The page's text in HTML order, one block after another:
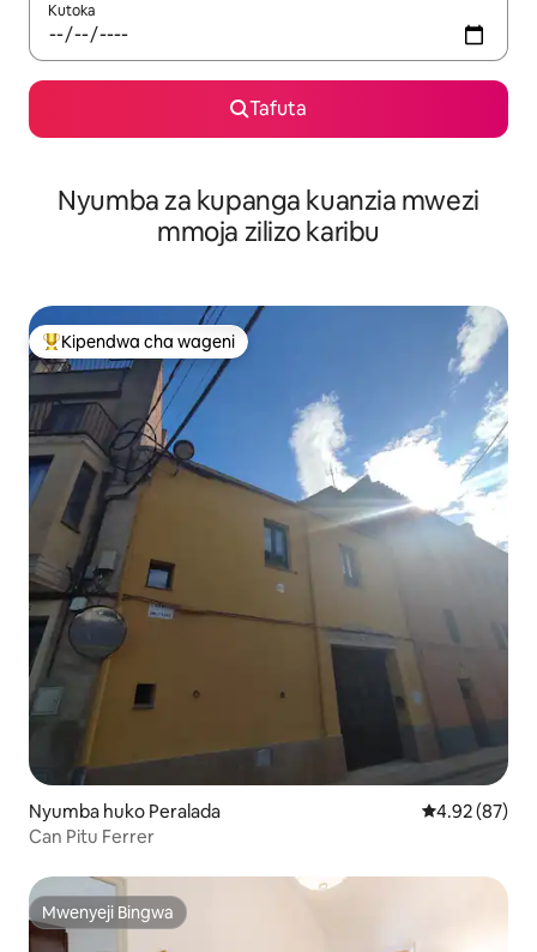
Kutoka
Tafuta
Nyumba za kupanga kuanzia mwezi
mmoja zilizo karibu
Kipendwa maarufu cha wageni
Kipendwa cha wageni
Nyumba huko Peralada Ukadiriaji wa
4.92 (87)
Can Pitu Ferrer
Mwenyeji Bingwa
Mwenyeji Bingwa